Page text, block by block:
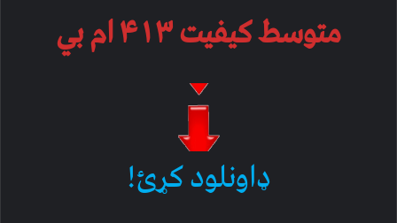
متوسط کیفیت ۴۱۳ ام بي
ډاونلود کړئ!